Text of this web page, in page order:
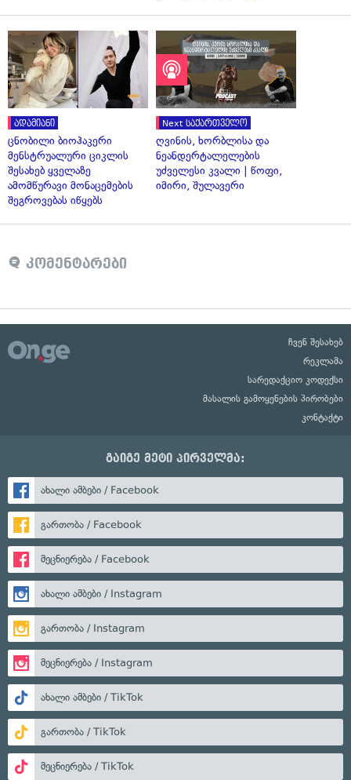
ადამიანი
ცნობილი ბიოჰაკერი
მენსტრუალური ციკლის
შესახებ ყველაზე
ამომწურავი მონაცემების
შეგროვებას იწყებს
Next საქართველო
ღვინის, ხორბლისა და
ნეანდერტალელების
უძველესი კვალი | წოფი,
იმირი, შულავერი
კომენტარები
ჩვენ შესახებ
რეკლამა
სარედაქციო კოდექსი
მასალის გამოყენების პირობები
კონტაქტი
გაიგე მეტი პირველმა:
ახალი ამბები / Facebook
გართობა / Facebook
მეცნიერება / Facebook
ახალი ამბები / Instagram
გართობა / Instagram
მეცნიერება / Instagram
ახალი ამბები / TikTok
გართობა / TikTok
მეცნიერება / TikTok